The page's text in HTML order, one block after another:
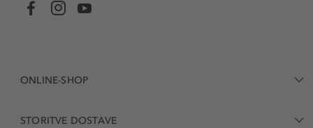
ONLINE-SHOP
STORITVE DOSTAVE